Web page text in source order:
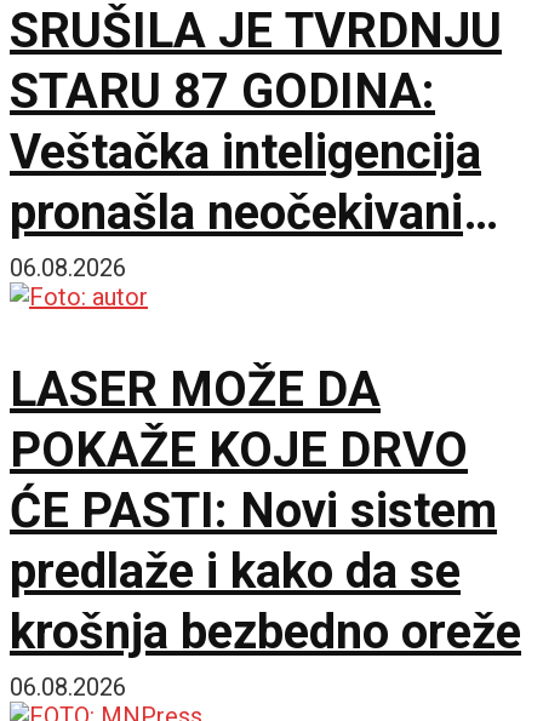
SRUŠILA JE TVRDNJU
STARU 87 GODINA:
Veštačka inteligencija
pronašla neočekivani
matematički primer
06.08.2026
LASER MOŽE DA
POKAŽE KOJE DRVO
ĆE PASTI: Novi sistem
predlaže i kako da se
krošnja bezbedno oreže
06.08.2026